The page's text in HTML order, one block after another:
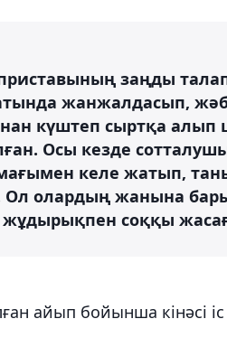
заңды
жанжалдасып,
күштеп сыртқа
Осы кезде
келе жатып,
олардың жанына
соққы
айып бойынша кінәсі